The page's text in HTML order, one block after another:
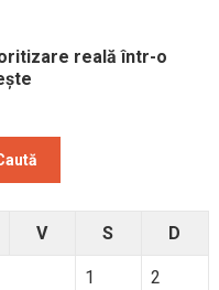
reală într-o
V S D
1 2